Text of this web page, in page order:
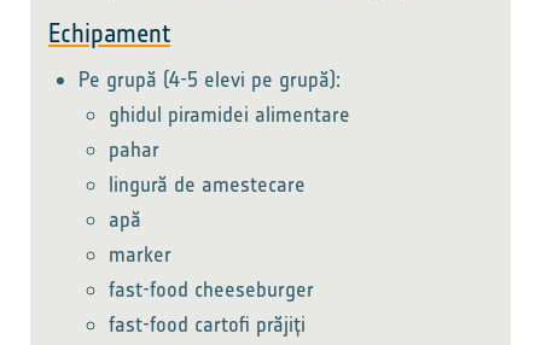
Echipament
Pe grupă (4-5 elevi pe grupă):
ghidul piramidei alimentare
pahar
lingură de amestecare
apă
marker
fast-food cheeseburger
fast-food cartofi prăjiți